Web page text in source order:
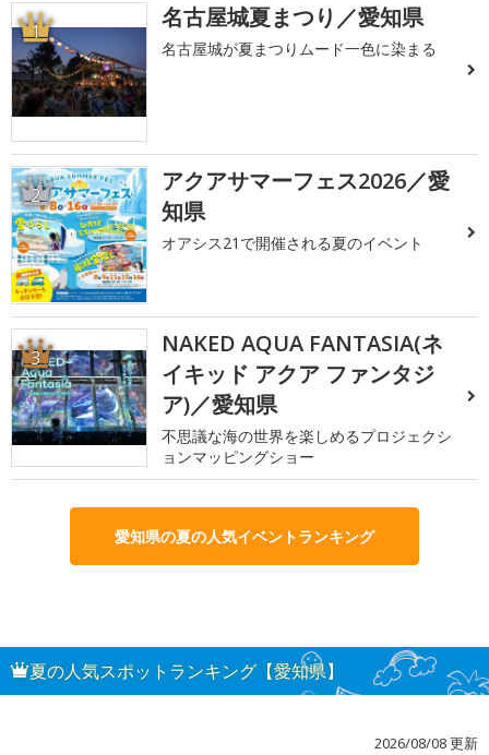
1 名古屋城夏まつり／愛知県
名古屋城が夏まつりムード一色に染まる
2
アクアサマーフェス2026／愛
知県
オアシス21で開催される夏のイベント
3
NAKED AQUA FANTASIA(ネ
イキッド アクア ファンタジ
ア)／愛知県
不思議な海の世界を楽しめるプロジェクシ
ョンマッピングショー
愛知県の夏の人気イベントランキング
夏の人気スポットランキング【愛知県】
2026/08/08 更新